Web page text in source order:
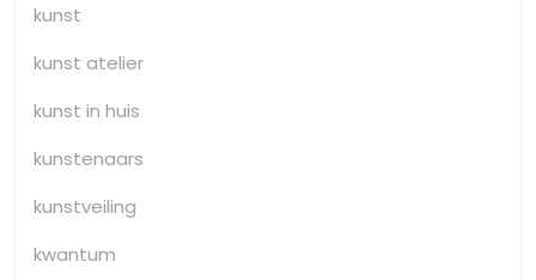
kunst
kunst atelier
kunst in huis
kunstenaars
kunstveiling
kwantum